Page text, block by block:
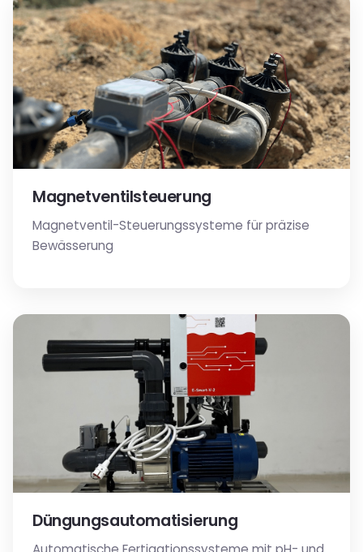
Magnetventilsteuerung
Magnetventil-Steuerungssysteme für präzise
Bewässerung
Düngungsautomatisierung